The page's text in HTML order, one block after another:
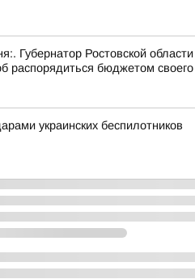
Губернатор Ростовской
распорядиться бюджетом
украинских беспилотников